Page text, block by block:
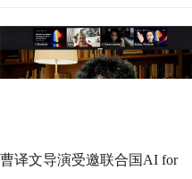
曹译文导演受邀联合国AI for